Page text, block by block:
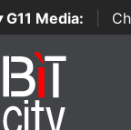
G11 Media: